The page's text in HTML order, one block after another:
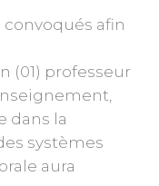
afin
(01) professeur
dans la
systèmes
aura